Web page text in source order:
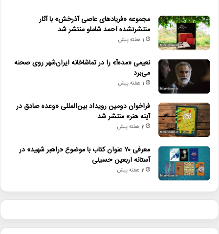
مجموعه «فریادهای عاصی آذرخش» با آثار
منتشرنشده احمد شاملو منتشر شد
1 هفته پیش
نعیمی «مده‌آ» را در تماشاخانه ایران‌شهر روی صحنه
می‌برد
1 هفته پیش
فراخوان دومین رویداد بین‌المللی «وعده صادق در
آینه هنر» منتشر شد
2 هفته پیش
معرفی ۷۰ عنوان کتاب با موضوع «راهبر شهید» در
آستانه اربعین حسینی
2 هفته پیش